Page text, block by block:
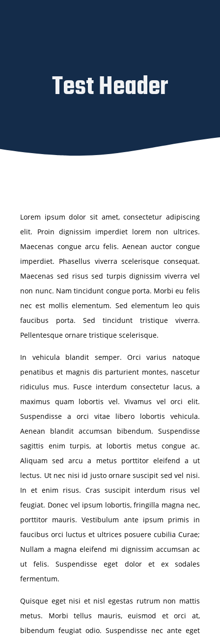
Test Header
Lorem ipsum dolor sit amet, consectetur adipiscing
elit. Proin dignissim imperdiet lorem non ultrices.
Maecenas congue arcu felis. Aenean auctor congue
imperdiet. Phasellus viverra scelerisque consequat.
Maecenas sed risus sed turpis dignissim viverra vel
non nunc. Nam tincidunt congue porta. Morbi eu felis
nec est mollis elementum. Sed elementum leo quis
faucibus porta. Sed tincidunt tristique viverra.
Pellentesque ornare tristique scelerisque.
In vehicula blandit semper. Orci varius natoque
penatibus et magnis dis parturient montes, nascetur
ridiculus mus. Fusce interdum consectetur lacus, a
maximus quam lobortis vel. Vivamus vel orci elit.
Suspendisse a orci vitae libero lobortis vehicula.
Aenean blandit accumsan bibendum. Suspendisse
sagittis enim turpis, at lobortis metus congue ac.
Aliquam sed arcu a metus porttitor eleifend a ut
lectus. Ut nec nisi id justo ornare suscipit sed vel nisi.
In et enim risus. Cras suscipit interdum risus vel
feugiat. Donec vel ipsum lobortis, fringilla magna nec,
porttitor mauris. Vestibulum ante ipsum primis in
faucibus orci luctus et ultrices posuere cubilia Curae;
Nullam a magna eleifend mi dignissim accumsan ac
ut felis. Suspendisse eget dolor et ex sodales
fermentum.
Quisque eget nisi et nisl egestas rutrum non mattis
metus. Morbi tellus mauris, euismod et orci at,
bibendum feugiat odio. Suspendisse nec ante eget